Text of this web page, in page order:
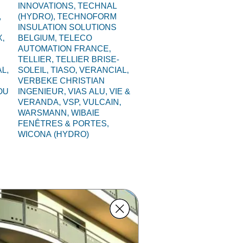
INNOVATIONS,TECHNAL
(HYDRO),TECHNOFORM
INSULATION SOLUTIONS
BELGIUM,TELECO
AUTOMATION FRANCE,
TELLIER,TELLIER BRISE-
SOLEIL,TIASO,VERANCIAL,
VERBEKE CHRISTIAN
INGENIEUR,VIAS ALU,VIE &
VERANDA,VSP,VULCAIN,
WARSMANN,WIBAIE
FENÊTRES & PORTES,
WICONA (HYDRO)